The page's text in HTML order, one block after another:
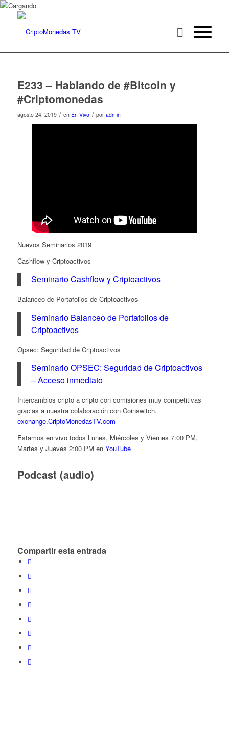
E233 – Hablando de #Bitcoin y
#Criptomonedas
agosto 24, 2019 / en En Vivo / por admin
Nuevos Seminarios 2019
Cashflow y Criptoactivos
Seminario Cashflow y Criptoactivos
Balanceo de Portafolios de Criptoactivos
Seminario Balanceo de Portafolios de
Criptoactivos
Opsec: Seguridad de Criptoactivos
Seminario OPSEC: Seguridad de Criptoactivos
– Acceso inmediato
Intercambios cripto a cripto con comisiones muy competitivas
gracias a nuestra colaboración con Coinswitch.
exchange.CriptoMonedasTV.com
Estamos en vivo todos Lunes, Miércoles y Viernes 7:00 PM,
Martes y Jueves 2:00 PM en YouTube
Podcast (audio)
Compartir esta entrada